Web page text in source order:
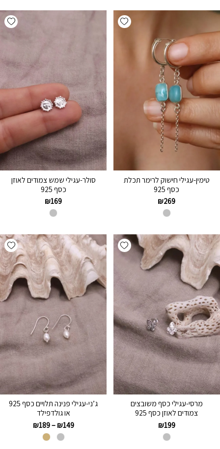
Add wishlist
טימין-עגילי חישוק לרימר תכלת
כסף 925
₪269
סולר-עגילי שמש צמודים לאוזן
כסף 925
₪169
Add wishlist
מרסי-עגילי כסף משובצים
צמודים לאוזן כסף 925
₪199
ג’ני-עגילי פנינה תלויים כסף 925
או גולדפילד
₪149
–
₪189